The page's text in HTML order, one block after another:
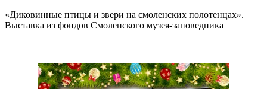
«Диковинные птицы и звери на смоленских полотенцах».
Выставка из фондов Смоленского музея-заповедника